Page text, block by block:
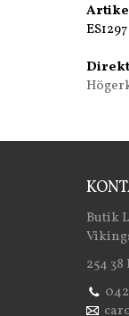
ES1297
Butik
254